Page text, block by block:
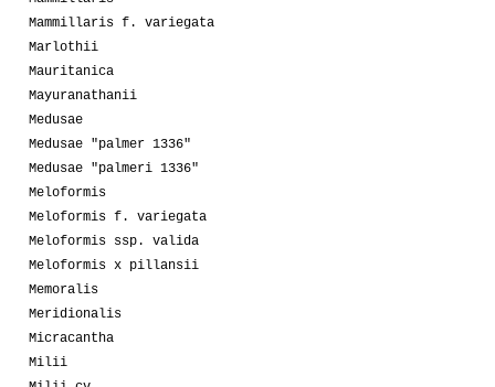
Mammillaris f. variegata
Marlothii
Mauritanica
Mayuranathanii
Medusae
Medusae "palmer 1336"
Medusae "palmeri 1336"
Meloformis
Meloformis f. variegata
Meloformis ssp. valida
Meloformis x pillansii
Memoralis
Meridionalis
Micracantha
Milii